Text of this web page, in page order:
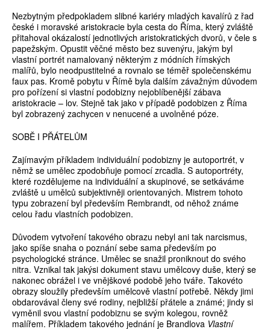
Nezbytným předpokladem slibné kariéry mladých kavalírů z řad
české i moravské aristokracie byla cesta do Říma, který zvláště
přitahoval okázalostí jednotlivých aristokratických dvorů, v čele s
papežským. Opustit věčné město bez suvenýru, jakým byl
vlastní portrét namalovaný některým z módních římských
malířů, bylo neodpustitelné a rovnalo se téměř společenskému
faux pas. Kromě pobytu v Římě byla dalším závažným důvodem
pro pořízení si vlastní podobizny nejoblíbenější zábava
aristokracie – lov. Stejně tak jako v případě podobizen z Říma
byl zobrazený zachycen v nenucené a uvolněné póze.
SOBĚ I PŘÁTELŮM
Zajímavým příkladem individuální podobizny je autoportrét, v
němž se umělec zpodobňuje pomocí zrcadla. S autoportréty,
které rozdělujeme na individuální a skupinové, se setkáváme
zvláště u umělců subjektivněji orientovaných. Mistrem tohoto
typu zobrazení byl především Rembrandt, od něhož známe
celou řadu vlastních podobizen.
Důvodem vytvoření takového obrazu nebyl ani tak narcismus,
jako spíše snaha o poznání sebe sama především po
psychologické stránce. Umělec se snažil proniknout do svého
nitra. Vznikal tak jakýsi dokument stavu umělcovy duše, který se
nakonec obrážel i ve vnějškové podobě jeho tváře. Takovéto
obrazy sloužily především umělcově vlastní potřebě. Někdy jimi
obdarovával členy své rodiny, nejbližší přátele a známé; jindy si
vyměnil svou vlastní podobiznu se svým kolegou, rovněž
malířem. Příkladem takového jednání je Brandlova Vlastní